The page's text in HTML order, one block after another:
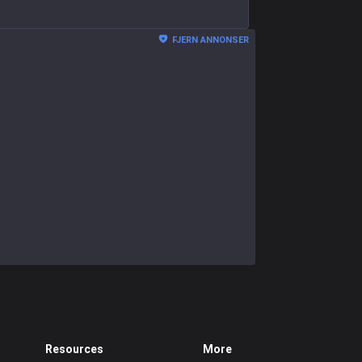
FJERN ANNONSER
Resources More